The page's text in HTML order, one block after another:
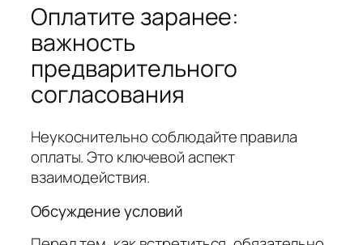
Оплатите заранее:
важность
предварительного
согласования
Неукоснительно соблюдайте правила
оплаты. Это ключевой аспект
взаимодействия.
Обсуждение условий